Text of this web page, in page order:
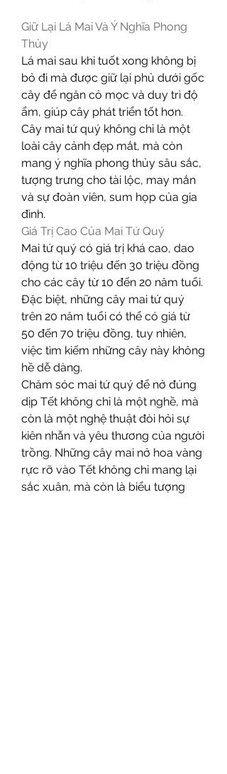
Giữ Lại Lá Mai Và Ý Nghĩa Phong
Thủy
Lá mai sau khi tuốt xong không bị
bỏ đi mà được giữ lại phủ dưới gốc
cây để ngăn cỏ mọc và duy trì độ
ẩm, giúp cây phát triển tốt hơn.
Cây mai tứ quý không chỉ là một
loài cây cảnh đẹp mắt, mà còn
mang ý nghĩa phong thủy sâu sắc,
tượng trưng cho tài lộc, may mắn
và sự đoàn viên, sum họp của gia
đình.
Giá Trị Cao Của Mai Tứ Quý
Mai tứ quý có giá trị khá cao, dao
động từ 10 triệu đến 30 triệu đồng
cho các cây từ 10 đến 20 năm tuổi.
Đặc biệt, những cây mai tứ quý
trên 20 năm tuổi có thể có giá từ
50 đến 70 triệu đồng, tuy nhiên,
việc tìm kiếm những cây này không
hề dễ dàng.
Chăm sóc mai tứ quý để nở đúng
dịp Tết không chỉ là một nghề, mà
còn là một nghệ thuật đòi hỏi sự
kiên nhẫn và yêu thương của người
trồng. Những cây mai nở hoa vàng
rực rỡ vào Tết không chỉ mang lại
sắc xuân, mà còn là biểu tượng